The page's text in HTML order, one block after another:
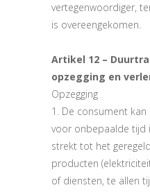
vertegenwoordiger,
is overeengekomen.
Artikel 12 –
opzegging en
Opzegging
1. De consument
voor onbepaalde tijd
strekt tot het
producten
of diensten, te allen